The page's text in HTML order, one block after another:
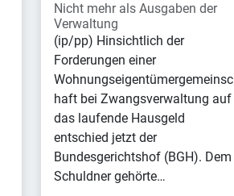
Nicht mehr als Ausgaben der
Verwaltung
(ip/pp) Hinsichtlich der
Forderungen einer
Wohnungseigentümergemeinsc
haft bei Zwangsverwaltung auf
das laufende Hausgeld
entschied jetzt der
Bundesgerichtshof (BGH). Dem
Schuldner gehörte…